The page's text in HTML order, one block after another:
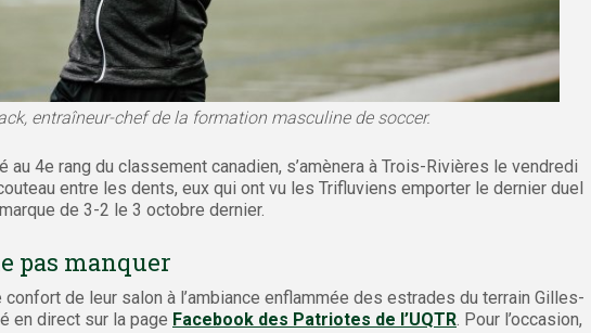
entraîneur-chef de la formation masculine de soccer.
au 4e rang du classement canadien, s’amènera à Trois-Rivières le vendredi
entre les dents, eux qui ont vu les Trifluviens emporter le dernier duel
de 3-2 le 3 octobre dernier.
pas manquer
de leur salon à l’ambiance enflammée des estrades du terrain Gilles-
en direct sur la page Facebook des Patriotes de l’UQTR. Pour l’occasion,